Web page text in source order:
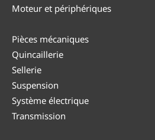
Moteur et périphériques
Pièces mécaniques
Quincaillerie
Sellerie
Suspension
Système électrique
Transmission